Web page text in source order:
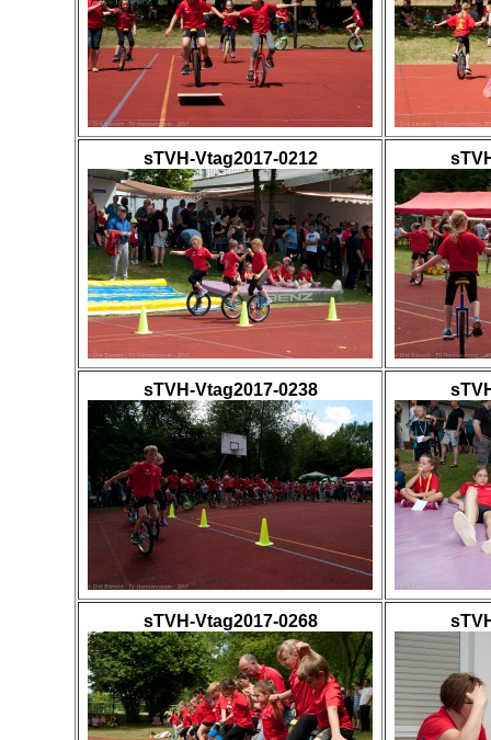
sTVH-Vtag2017-0212
sTVH-Vtag2017-0238
sTVH-Vtag2017-0268